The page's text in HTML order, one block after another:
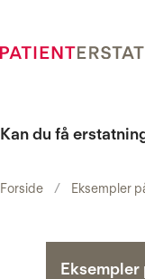
Kan du få
Forside Eksempler